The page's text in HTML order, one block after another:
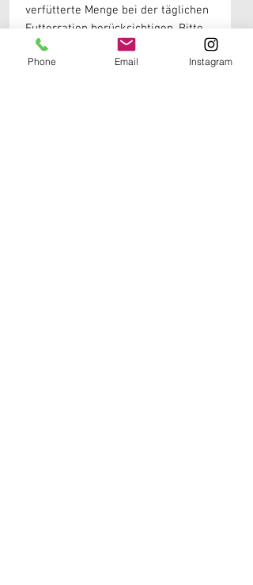
verfütterte Menge bei der täglichen
Futterration berücksichtigen. Bitte
stets ausreichend frisches
Trinkwasser bereitstellen.
Phone Email Instagram